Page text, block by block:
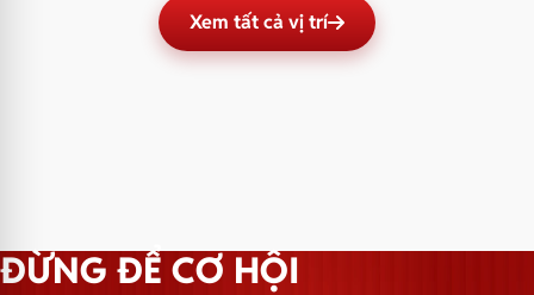
Xem tất cả vị trí
ĐỪNG ĐỂ CƠ HỘI